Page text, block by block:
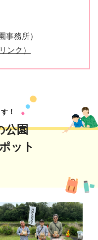
事務所）
ンク）
！
公園
ット